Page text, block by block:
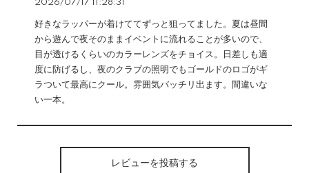
2026/07/17 11:28:31
好きなラッパーが着けててずっと狙ってました。夏は昼間
から遊んで夜そのままイベントに流れることが多いので、
目が透けるくらいのカラーレンズをチョイス。日差しも適
度に防げるし、夜のクラブの照明でもゴールドのロゴがギ
ラついて最高にクール。雰囲気バッチリ出ます。間違いな
い一本。
レビューを投稿する